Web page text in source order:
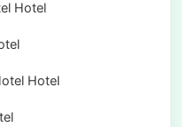
Hotel
Hotel